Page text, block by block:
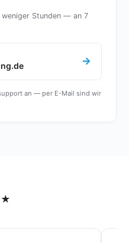
Stunden — an 7
an — per E-Mail sind wir
★